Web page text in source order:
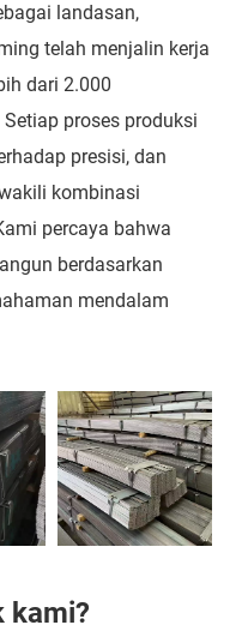
landasan,
telah menjalin kerja
dari 2.000
proses produksi
presisi, dan
kombinasi
percaya bahwa
berdasarkan
mendalam
kami?